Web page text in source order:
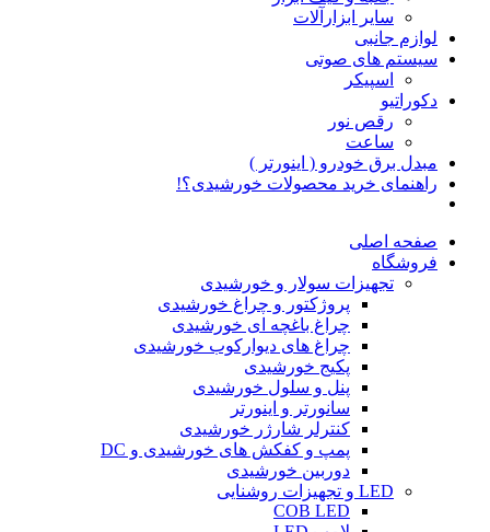
سایر ابزارآلات
لوازم جانبی
سیستم های صوتی
اسپیکر
دکوراتیو
رقص نور
ساعت
مبدل برق خودرو ( اینورتر )
راهنمای خرید محصولات خورشیدی؟!
صفحه اصلی
فروشگاه
تجهیزات سولار و خورشیدی
پروژکتور و چراغ خورشیدی
چراغ باغچه ای خورشیدی
چراغ های دیوارکوب خورشیدی
پکیج خورشیدی
پنل و سلول خورشیدی
سانورتر و اینورتر
کنترلر شارژر خورشیدی
پمپ و کفکش های خورشیدی و DC
دوربین خورشیدی
LED و تجهیزات روشنایی
COB LED